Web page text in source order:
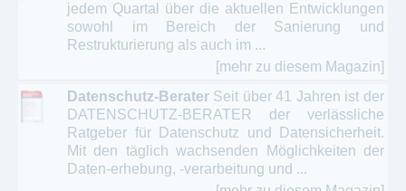
jedem Quartal über die aktuellen Entwicklungen
sowohl im Bereich der Sanierung und
Restrukturierung als auch im ...
[mehr zu diesem Magazin]
Datenschutz-Berater Seit über 41 Jahren ist der
DATENSCHUTZ-BERATER der verlässliche
Ratgeber für Datenschutz und Datensicherheit.
Mit den täglich wachsenden Möglichkeiten der
Daten-erhebung, -verarbeitung und ...